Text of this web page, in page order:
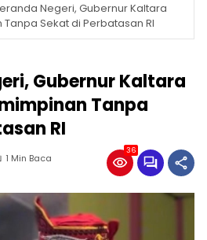
Negeri, Gubernur Kaltara
Sekat di Perbatasan RI
Gubernur Kaltara
Tanpa
RI
1 Min Baca
36